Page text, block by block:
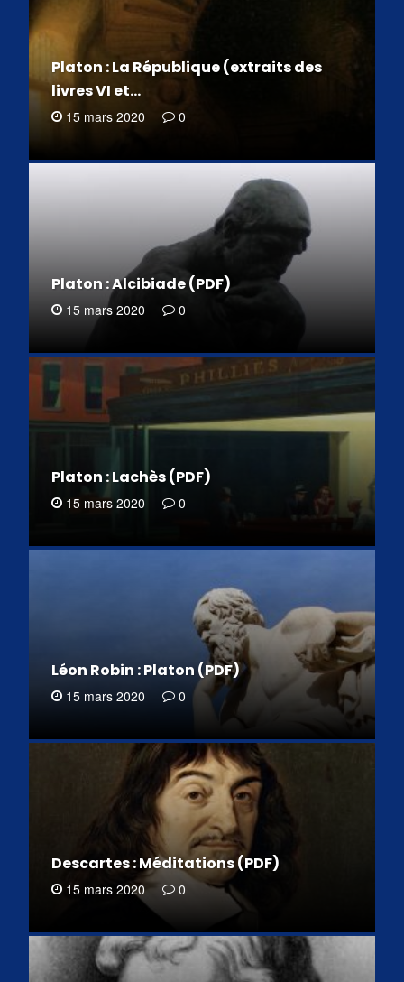
Platon : La République (extraits des
livres VI et…
15 mars 2020 0
Platon : Alcibiade (PDF)
15 mars 2020 0
Platon : Lachès (PDF)
15 mars 2020 0
Léon Robin : Platon (PDF)
15 mars 2020 0
Descartes : Méditations (PDF)
15 mars 2020 0